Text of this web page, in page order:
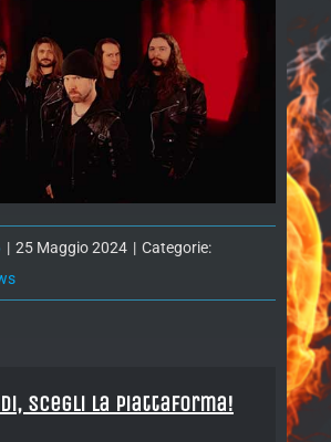
| 25 Maggio 2024 | Categorie:
Scegli la piattaforma!